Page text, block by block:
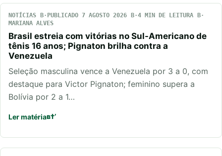
NOTÍCIAS PUBLICADO 7 AGOSTO 2026
4 MIN DE LEITURA
MARIANA ALVES
Brasil estreia com vitórias no Sul-Americano de
tênis 16 anos; Pignaton brilha contra a
Venezuela
Seleção masculina vence a Venezuela por 3 a 0, com
destaque para Victor Pignaton; feminino supera a
Bolívia por 2 a 1…
Ler matéria